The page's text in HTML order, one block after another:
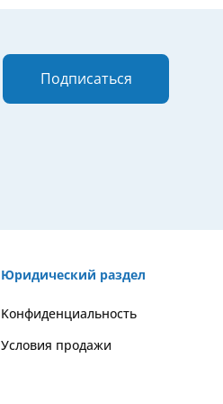
Подписаться
Юридический раздел
Kонфиденциальность
Условия продажи